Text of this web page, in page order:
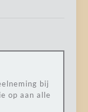
bij
op aan alle